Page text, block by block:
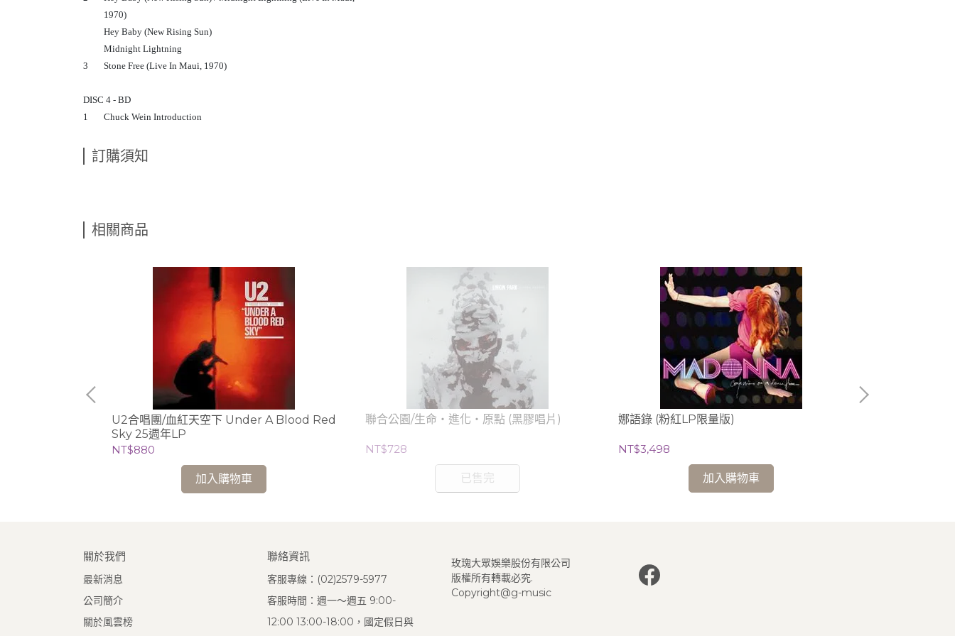
1970)
Hey Baby (New Rising Sun)
Midnight Lightning
3
Stone Free (Live In Maui, 1970)
DISC 4 - BD
1
Chuck Wein Introduction
訂購須知
相關商品
U2合唱團/血紅天空下 Under A Blood Red
Sky 25週年LP
NT$880
加入購物車
聯合公園/生命‧進化‧原點 (黑膠唱片)
NT$728
已售完
娜語錄 (粉紅LP限量版)
NT$3,498
加入購物車
關於我們
最新消息
公司簡介
關於風雲榜
聯絡資訊
客服專線：(02)2579-5977
客服時間：週一～週五 9:00-
12:00 13:00-18:00，國定假日與
玫瑰大眾娛樂股份有限公司
版權所有轉載必究.
Copyright@g-music